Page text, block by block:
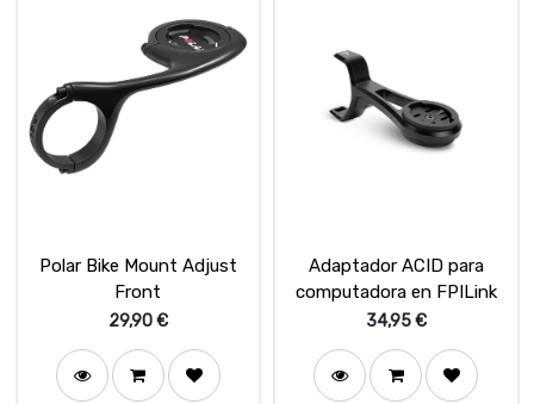
Polar Bike Mount Adjust
Front
29,90€
Adaptador ACID para
computadora en FPILink
34,95€